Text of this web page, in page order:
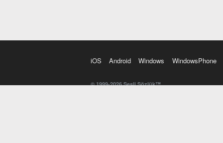
iOS Android Windows WindowsPhone
© 1999-2026 Sesli Sözlük™